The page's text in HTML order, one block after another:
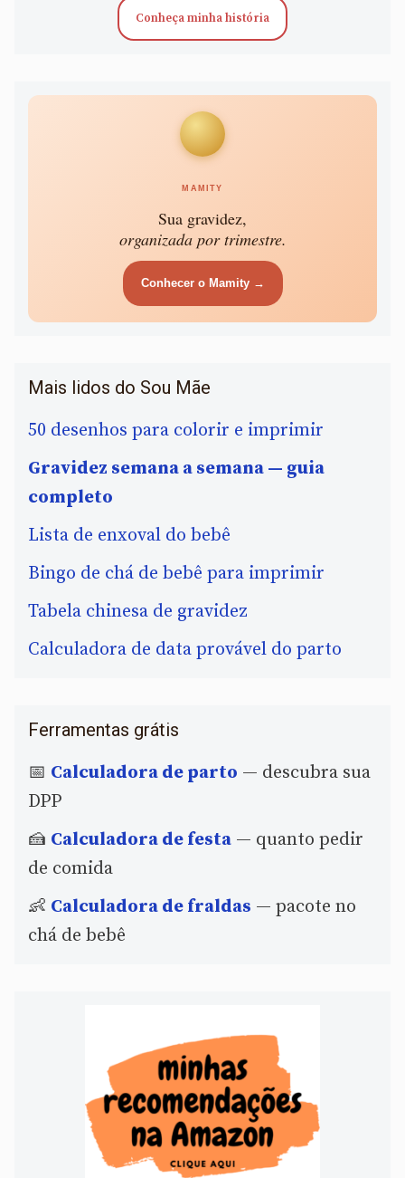
Conheça minha história
MAMITY
Sua gravidez,
organizada por trimestre.
Conhecer o Mamity →
Mais lidos do Sou Mãe
50 desenhos para colorir e imprimir
Gravidez semana a semana — guia
completo
Lista de enxoval do bebê
Bingo de chá de bebê para imprimir
Tabela chinesa de gravidez
Calculadora de data provável do parto
Ferramentas grátis
📅 Calculadora de parto — descubra sua
DPP
🍰 Calculadora de festa — quanto pedir
de comida
👶 Calculadora de fraldas — pacote no
chá de bebê